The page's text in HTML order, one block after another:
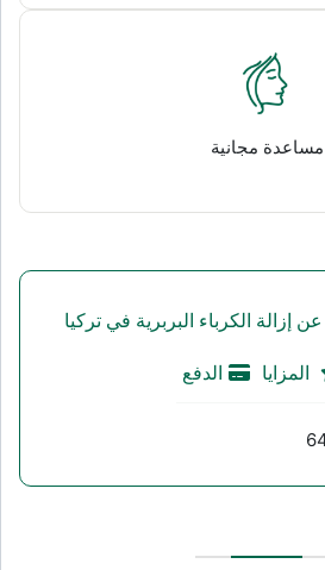
مساعدة مجانية
إزالة الكرباء البربرية في تركيا
المزايا الدفع